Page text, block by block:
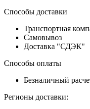
Способы доставки
Транспортная
Самовывоз
Доставка "СДЭК"
Способы оплаты
Безналичный
Регионы доставки: